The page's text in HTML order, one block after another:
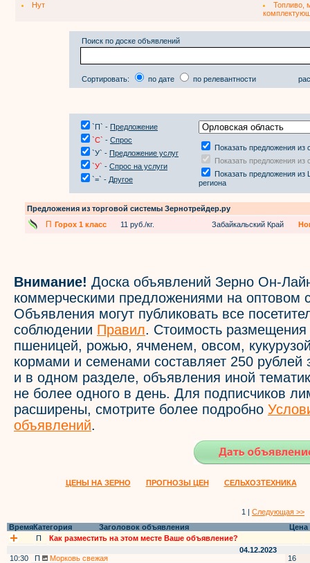
Нут
Топливо,
Поиск по доске объявлений
Сортировать: по дате по релевантности
`П` - Предложение
`С` - Спрос
`У` - Предложение услуг
`У` - Спрос на услуги
`=` - Другое
Показать предложения из
Показать предложения из
Показать предложения из
региона
Предложения из торговой системы Зернотрейдер.ру
П Горох 1 класс 11 руб./кг. Забайкальский Край
Внимание! Доска объявлений Зерно Он-
коммерческими предложениями на оптовом
Объявления могут публиковать все
соблюдении Правил. Стоимость
пшеницей, рожью, ячменем, овсом,
кормами и семенами составляет 250 рублей
и в одном разделе, объявления иной
не более одного в день. Для подписчиков
расширены, смотрите более подробно
объявлений.
ЦЕНЫ НА ЗЕРНО ПРОГНОЗЫ ЦЕН СЕЛЬХОЗТЕХНИКА
1 | Следующая >>
ВремяКатегория Заголовок объявления
Цена
П
Как разместить на этом месте Ваше объявление?
04.12.2023
10:30
П Морковь свежая
16